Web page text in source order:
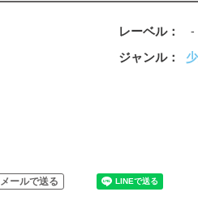
レーベル -
ジャンル
メールで送る